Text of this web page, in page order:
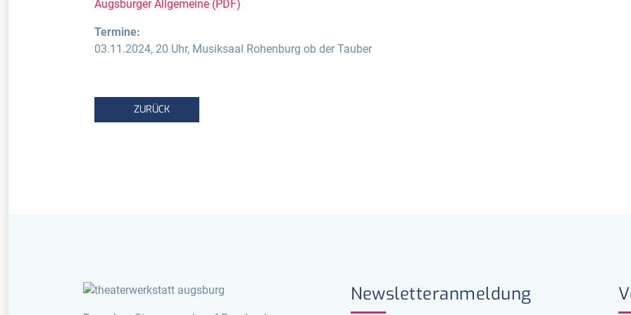
Augsburger Allgemeine (PDF)
Termine:
03.11.2024, 20 Uhr, Musiksaal Rohenburg ob der Tauber
VORHERIGER BEITRAG: KAHNFAHRTFESTSPIELE 2027
ZURÜCK
Newsletteranmeldung